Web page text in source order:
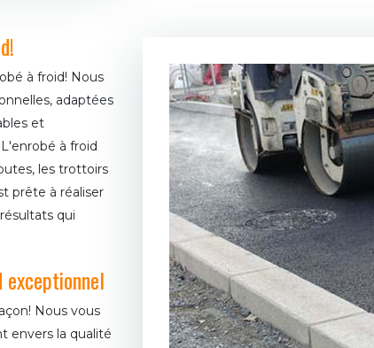
à froid! Nous
adaptées
et
à froid
les trottoirs
prête à réaliser
qui
exceptionnel
Nous vous
envers la qualité